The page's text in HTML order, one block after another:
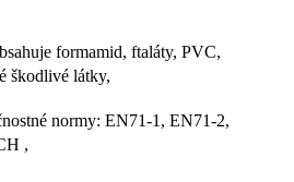
formamid, ftaláty, PVC,
škodlivé látky,
normy: EN71-1, EN71-2,
,